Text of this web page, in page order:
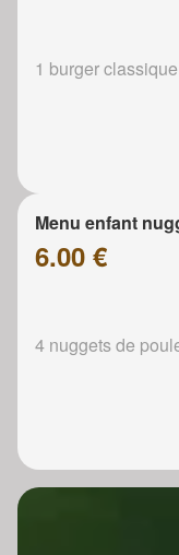
1 burger
Menu enfant
6.00 €
4 nuggets de